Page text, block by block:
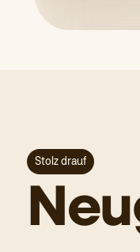
Stolz drauf